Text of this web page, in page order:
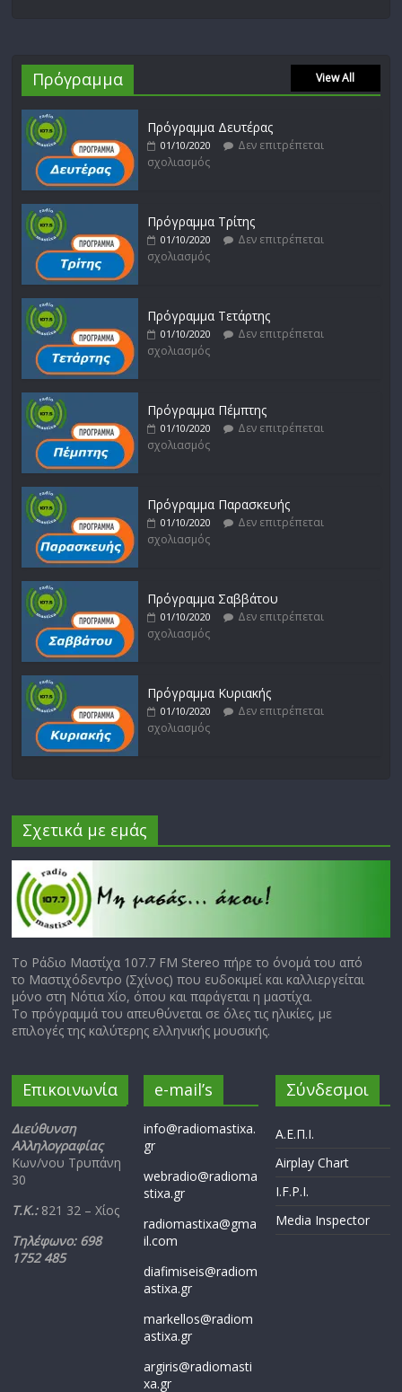
Πρόγραμμα View All
Πρόγραμμα Δευτέρας
01/10/2020
Δεν επιτρέπεται
σχολιασμός
Πρόγραμμα Τρίτης
01/10/2020
Δεν επιτρέπεται
σχολιασμός
Πρόγραμμα Τετάρτης
01/10/2020
Δεν επιτρέπεται
σχολιασμός
Πρόγραμμα Πέμπτης
01/10/2020
Δεν επιτρέπεται
σχολιασμός
Πρόγραμμα Παρασκευής
01/10/2020
Δεν επιτρέπεται
σχολιασμός
Πρόγραμμα Σαββάτου
01/10/2020
Δεν επιτρέπεται
σχολιασμός
Πρόγραμμα Κυριακής
01/10/2020
Δεν επιτρέπεται
σχολιασμός
Σχετικά με εμάς
Το Ράδιο Μαστίχα 107.7 FM Stereo πήρε το όνομά του από
το Μαστιχόδεντρο (Σχίνος) που ευδοκιμεί και καλλιεργείται
μόνο στη Νότια Χίο, όπου και παράγεται η μαστίχα.
Το πρόγραμμά του απευθύνεται σε όλες τις ηλικίες, με
επιλογές της καλύτερης ελληνικής μουσικής.
Επικοινωνία
Διεύθυνση
Αλληλογραφίας
Κων/νου Τρυπάνη
30
Τ.Κ.: 821 32 – Χίος
Τηλέφωνο: 698
1752 485
e-mail’s
info@radiomastixa.
gr
webradio@radioma
stixa.gr
radiomastixa@gma
il.com
diafimiseis@radiom
astixa.gr
markellos@radiom
astixa.gr
argiris@radiomasti
xa.gr
Σύνδεσμοι
Α.Ε.Π.Ι.
Airplay Chart
I.F.P.I.
Media Inspector